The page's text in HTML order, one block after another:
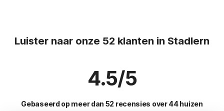
Luister naar onze 52 klanten in Stadlern
4.5/5
Gebaseerd op meer dan 52 recensies over 44 huizen